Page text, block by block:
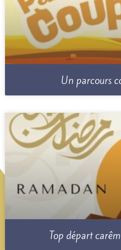
Un parcours
Top départ